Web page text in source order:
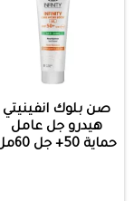
صن بلوك انفينيتي
هيدرو جل عامل
حماية 50+ جل 60مل